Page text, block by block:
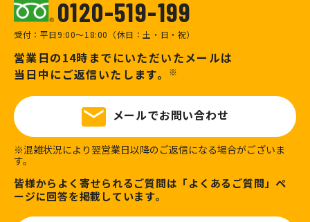
0120-519-199
受付：平日9:00～18:00（休日：土・日・祝）
営業日の14時までにいただいたメールは
当日中にご返信いたします。
メールでお問い合わせ
※混雑状況により翌営業日以降のご返信になる場合がございま
す。
皆様からよく寄せられるご質問は「よくあるご質問」ペ
ージに回答を掲載しています。